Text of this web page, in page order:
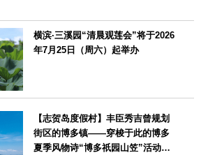
横滨·三溪园“清晨观莲会”将于2026
年7月25日（周六）起举办
【志贺岛度假村】丰臣秀吉曾规划
街区的博多镇——穿梭于此的博多
夏季风物诗“博多祇园山笠”活动期